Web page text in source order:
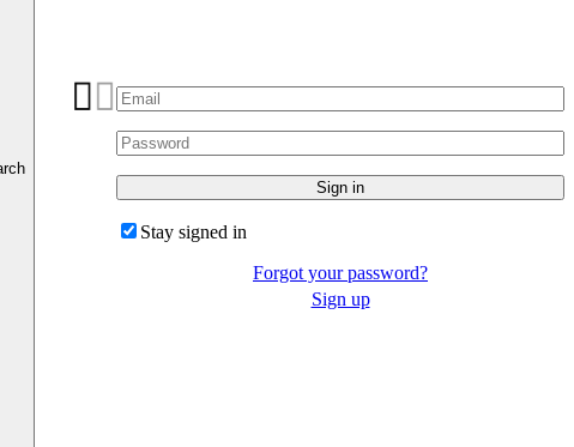
Stay signed in
Forgot your password?
Sign up